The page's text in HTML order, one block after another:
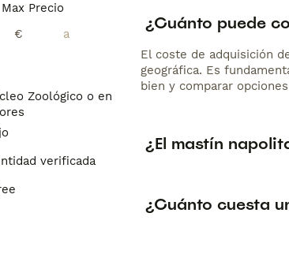
Max Precio
€
Zoológico o en el
verificada
¿Cuánto puede
El coste de adquisición
geográfica. Es
bien y comparar
¿El mastín
¿Cuánto cuesta